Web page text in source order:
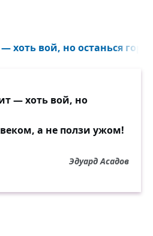
ль утро
с горьким взглядом
садом
всё подряд.
хоть вой, но останься
— хоть вой, но
а не ползи ужом!
Эдуард Асадов